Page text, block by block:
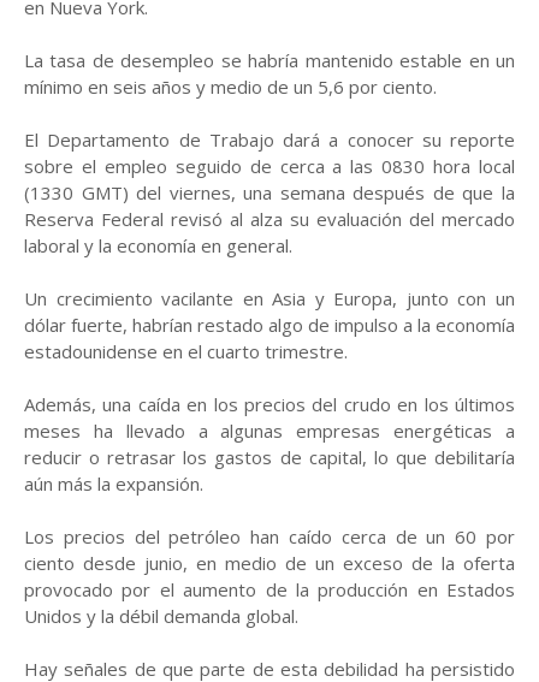
en Nueva York.
La tasa de desempleo se habría mantenido estable en un
mínimo en seis años y medio de un 5,6 por ciento.
El Departamento de Trabajo dará a conocer su reporte
sobre el empleo seguido de cerca a las 0830 hora local
(1330 GMT) del viernes, una semana después de que la
Reserva Federal revisó al alza su evaluación del mercado
laboral y la economía en general.
Un crecimiento vacilante en Asia y Europa, junto con un
dólar fuerte, habrían restado algo de impulso a la economía
estadounidense en el cuarto trimestre.
Además, una caída en los precios del crudo en los últimos
meses ha llevado a algunas empresas energéticas a
reducir o retrasar los gastos de capital, lo que debilitaría
aún más la expansión.
Los precios del petróleo han caído cerca de un 60 por
ciento desde junio, en medio de un exceso de la oferta
provocado por el aumento de la producción en Estados
Unidos y la débil demanda global.
Hay señales de que parte de esta debilidad ha persistido